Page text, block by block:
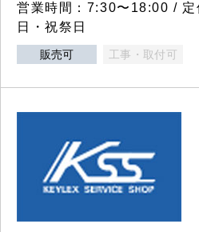
営業時間：7:30〜18:00 / 定
日・祝祭日
販売可 工事・取付可